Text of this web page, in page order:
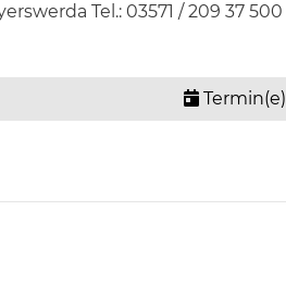
Tel.: 03571 / 209 37 500
Termin(e)